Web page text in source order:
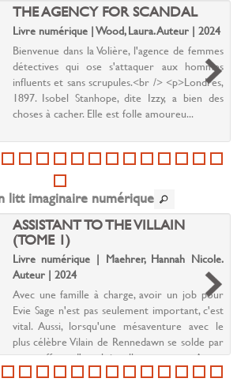
THE AGENCY FOR SCANDAL
Livre numérique | Wood, Laura. Auteur | 2024
Bienvenue dans la Volière, l'agence de femmes
détectives qui ose s'attaquer aux hommes
influents et sans scrupules.<br /> <p>Londres,
1897. Isobel Stanhope, dite Izzy, a bien des
choses à cacher. Elle est folle amoureu...
litt imaginaire numérique
ASSISTANT TO THE VILLAIN
(TOME 1)
Livre numérique | Maehrer, Hannah Nicole.
Auteur | 2024
Avec une famille à charge, avoir un job pour
Evie Sage n'est pas seulement important, c'est
vital. Aussi, lorsqu'une mésaventure avec le
plus célèbre Vilain de Rennedawn se solde par
une offre d'emploi, elle accepte. Aucun
travail...